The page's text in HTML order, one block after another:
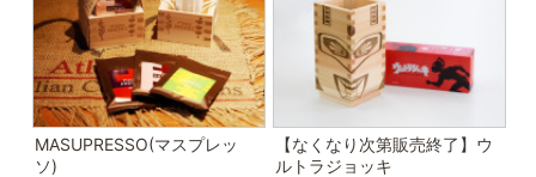
MASUPRESSO(マスプレッ
ソ)
【なくなり次第販売終了】ウ
ルトラジョッキ